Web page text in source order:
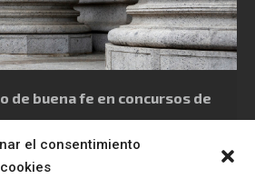
el consentimiento
de buena fe en concursos de